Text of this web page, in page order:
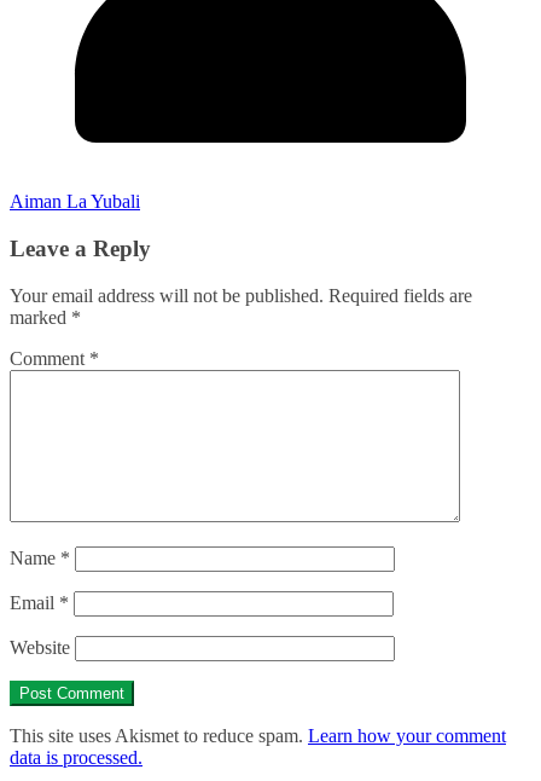
Aiman La Yubali
Leave a Reply
Your email address will not be published. Required fields are
marked *
Comment *
Name *
Email *
Website
This site uses Akismet to reduce spam. Learn how your comment
data is processed.